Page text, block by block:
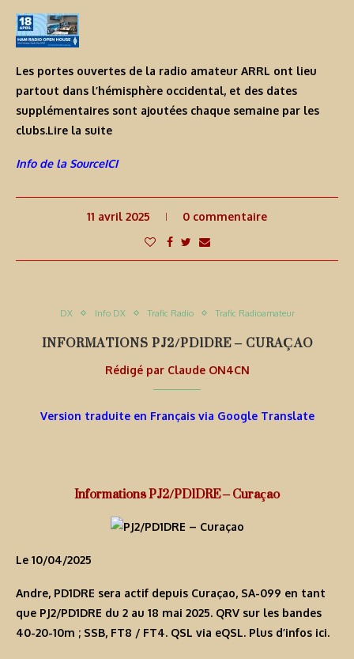
Les portes ouvertes de la radio amateur ARRL ont lieu
partout dans l’hémisphère occidental, et des dates
supplémentaires sont ajoutées chaque semaine par les
clubs.Lire la suite
Info de la SourceICI
11 avril 2025 0 commentaire
DX Info DX Trafic Radio Trafic Radioamateur
INFORMATIONS PJ2/PD1DRE – CURAÇAO
Rédigé par Claude ON4CN
Version traduite en Français via Google Translate
Informations PJ2/PD1DRE – Curaçao
Le 10/04/2025
Andre, PD1DRE sera actif depuis Curaçao, SA-099 en tant
que PJ2/PD1DRE du 2 au 18 mai 2025. QRV sur les bandes
40-20-10m ; SSB, FT8 / FT4. QSL via eQSL. Plus d’infos ici.